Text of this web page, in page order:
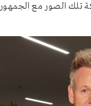
تلك الصور مع